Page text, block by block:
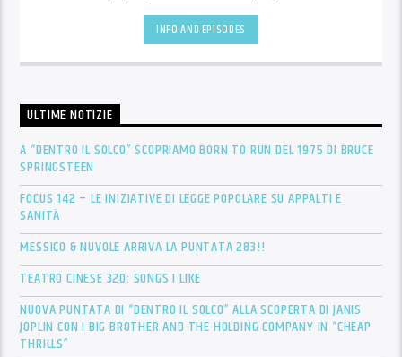
INFO AND EPISODES
ULTIME NOTIZIE
A “DENTRO IL SOLCO” SCOPRIAMO BORN TO RUN DEL 1975 DI BRUCE
SPRINGSTEEN
FOCUS 142 – LE INIZIATIVE DI LEGGE POPOLARE SU APPALTI E
SANITÀ
MESSICO & NUVOLE ARRIVA LA PUNTATA 283!!
TEATRO CINESE 320: SONGS I LIKE
NUOVA PUNTATA DI “DENTRO IL SOLCO” ALLA SCOPERTA DI JANIS
JOPLIN CON I BIG BROTHER AND THE HOLDING COMPANY IN “CHEAP
THRILLS”